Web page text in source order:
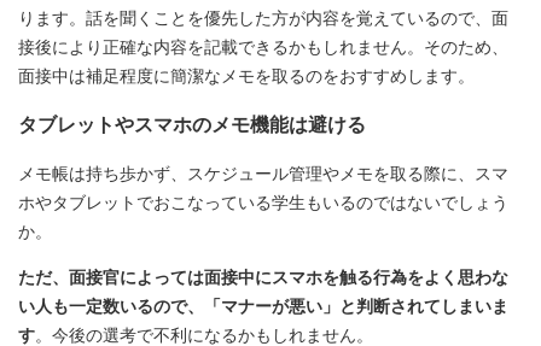
ります。話を聞くことを優先した方が内容を覚えているので、面
接後により正確な内容を記載できるかもしれません。そのため、
面接中は補足程度に簡潔なメモを取るのをおすすめします。
タブレットやスマホのメモ機能は避ける
メモ帳は持ち歩かず、スケジュール管理やメモを取る際に、スマ
ホやタブレットでおこなっている学生もいるのではないでしょう
か。
ただ、面接官によっては面接中にスマホを触る行為をよく思わな
い人も一定数いるので、「マナーが悪い」と判断されてしまいま
す。今後の選考で不利になるかもしれません。